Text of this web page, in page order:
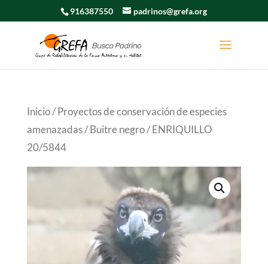
916387550 padrinos@grefa.org
Inicio/ Proyectos de conservación de especies
amenazadas/ Buitre negro/ ENRIQUILLO
20/5844